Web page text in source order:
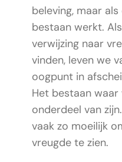
beleving, maar
bestaan werkt.
verwijzing naar
vinden, leven we
oogpunt in
Het bestaan
onderdeel van
vaak zo moeilijk
vreugde te zien.